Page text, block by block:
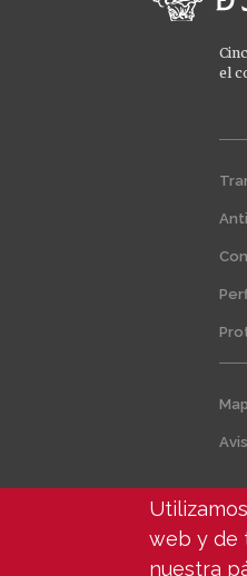
el
web y de
nuestra